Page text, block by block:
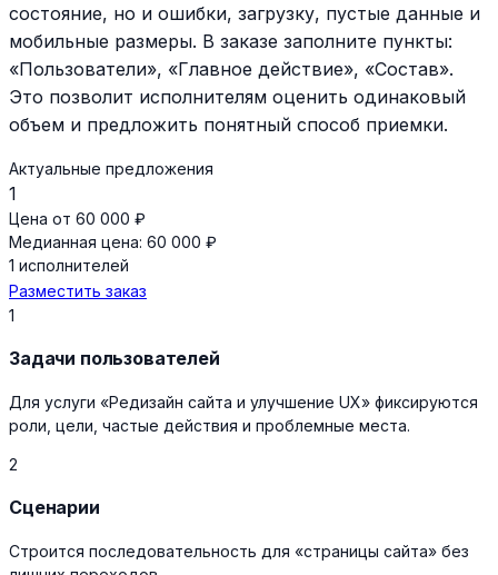
состояние, но и ошибки, загрузку, пустые данные и
мобильные размеры. В заказе заполните пункты:
«Пользователи», «Главное действие», «Состав».
Это позволит исполнителям оценить одинаковый
объем и предложить понятный способ приемки.
Актуальные предложения
1
Цена от 60 000 ₽
Медианная цена: 60 000 ₽
1 исполнителей
Разместить заказ
1
Задачи пользователей
Для услуги «Редизайн сайта и улучшение UX» фиксируются
роли, цели, частые действия и проблемные места.
2
Сценарии
Строится последовательность для «страницы сайта» без